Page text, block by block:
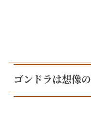
ゴンドラは想像